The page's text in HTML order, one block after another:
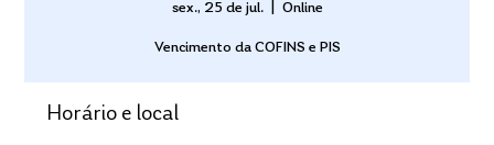
sex., 25 de jul.
  |
Online
Vencimento da COFINS e PIS
Horário e local